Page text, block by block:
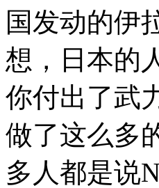
国发动的伊
想，日本的
你付出了武
做了这么多
多人都是说